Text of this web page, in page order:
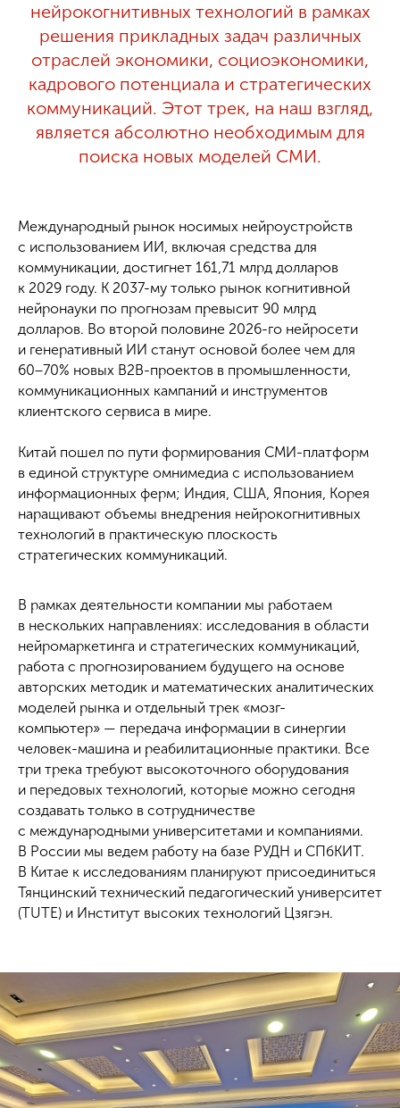
нейрокогнитивных технологий в рамках
решения прикладных задач различных
отраслей экономики, социоэкономики,
кадрового потенциала и стратегических
коммуникаций. Этот трек, на наш взгляд,
является абсолютно необходимым для
поиска новых моделей СМИ.
Международный рынок носимых нейроустройств
с использованием ИИ, включая средства для
коммуникации, достигнет 161,71 млрд долларов
к 2029 году. К 2037-му только рынок когнитивной
нейронауки по прогнозам превысит 90 млрд
долларов. Во второй половине 2026-го нейросети
и генеративный ИИ станут основой более чем для
60−70% новых B2B-проектов в промышленности,
коммуникационных кампаний и инструментов
клиентского сервиса в мире.
Китай пошел по пути формирования СМИ-платформ
в единой структуре омнимедиа с использованием
информационных ферм; Индия, США, Япония, Корея
наращивают объемы внедрения нейрокогнитивных
технологий в практическую плоскость
стратегических коммуникаций.
В рамках деятельности компании мы работаем
в нескольких направлениях: исследования в области
нейромаркетинга и стратегических коммуникаций,
работа с прогнозированием будущего на основе
авторских методик и математических аналитических
моделей рынка и отдельный трек «мозг-
компьютер» — передача информации в синергии
человек-машина и реабилитационные практики. Все
три трека требуют высокоточного оборудования
и передовых технологий, которые можно сегодня
создавать только в сотрудничестве
с международными университетами и компаниями.
В России мы ведем работу на базе РУДН и СПбКИТ.
В Китае к исследованиям планируют присоединиться
Тянцинский технический педагогический университет
(TUTE) и Институт высоких технологий Цзягэн.